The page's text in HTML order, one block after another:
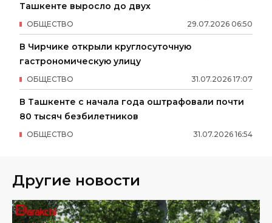
Ташкенте выросло до двух
29.07.2026 06:50
ОБЩЕСТВО
В Чирчике открыли круглосуточную
гастрономическую улицу
31.07.2026 17:07
ОБЩЕСТВО
В Ташкенте с начала года оштрафовали почти
80 тысяч безбилетников
31.07.2026 16:54
ОБЩЕСТВО
Другие новости